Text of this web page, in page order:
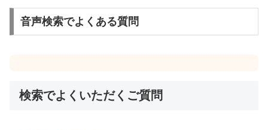
音声検索でよくある質問
検索でよくいただくご質問